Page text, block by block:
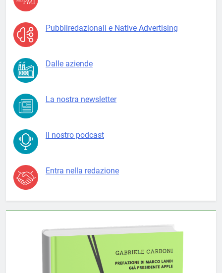
Pubbliredazionali e Native Advertising
Dalle aziende
La nostra newsletter
Il nostro podcast
Entra nella redazione